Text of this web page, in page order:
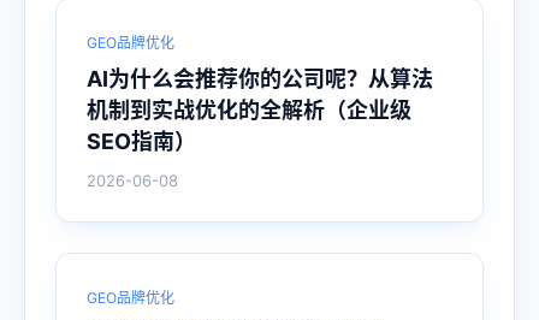
GEO品牌优化
AI为什么会推荐你的公司呢？从算法
机制到实战优化的全解析（企业级
SEO指南）
2026-06-08
GEO品牌优化